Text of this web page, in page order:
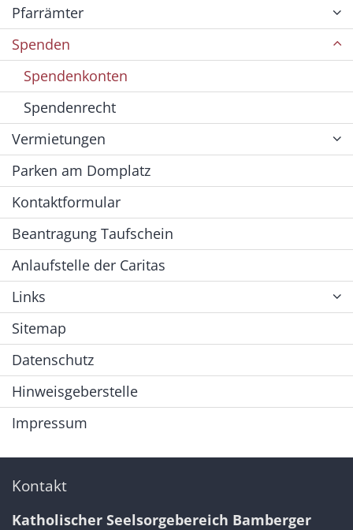
Pfarrämter
Spenden
Spendenkonten
Spendenrecht
Vermietungen
Parken am Domplatz
Kontaktformular
Beantragung Taufschein
Anlaufstelle der Caritas
Links
Sitemap
Datenschutz
Hinweisgeberstelle
Impressum
Kontakt
Katholischer Seelsorgebereich Bamberger